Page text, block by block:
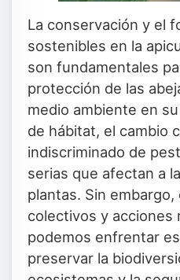
La conservación y el
sostenibles en la
son fundamentales
protección de las
medio ambiente en
de hábitat, el cambio
indiscriminado de
serias que afectan a
plantas. Sin
colectivos y acciones
podemos enfrentar
preservar la